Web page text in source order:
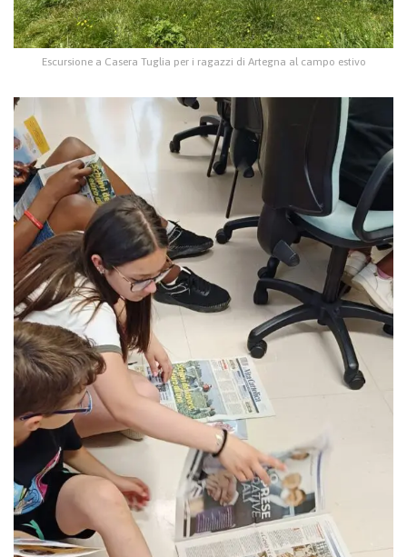
Escursione a Casera Tuglia per i ragazzi di Artegna al campo estivo